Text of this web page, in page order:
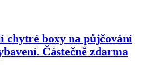
chytré boxy na půjčování
Částečně zdarma